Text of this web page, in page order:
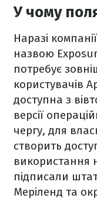
У чому
Наразі
назвою
потребує
користувачів
доступна з
версії
чергу, для
створить
використання
підписали
Меріленд та